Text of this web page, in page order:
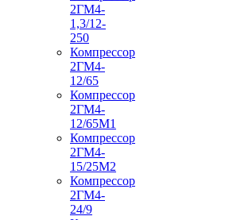
2ГМ4-
1,3/12-
250
Компрессор
2ГМ4-
12/65
Компрессор
2ГМ4-
12/65М1
Компрессор
2ГМ4-
15/25М2
Компрессор
2ГМ4-
24/9